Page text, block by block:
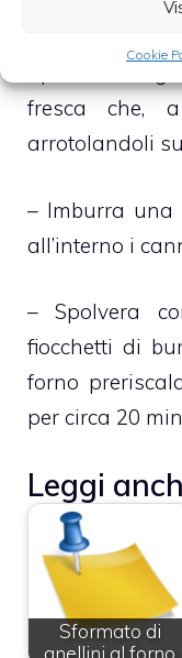
Cookie
fresca che,
arrotolandoli
– Imburra
all’interno i
– Spolvera
fiocchetti di
forno
per circa 20
Leggi
Sformato di
anellini al forno